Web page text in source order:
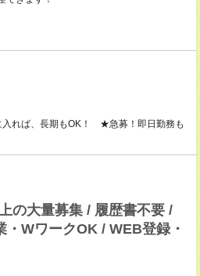
れば、長期もOK！ ★急募！即日勤務も
の大量募集 / 履歴書不要 /
WワークOK / WEB登録・